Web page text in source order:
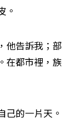
。
他告訴我；部
在都市裡，族
己的一片天。